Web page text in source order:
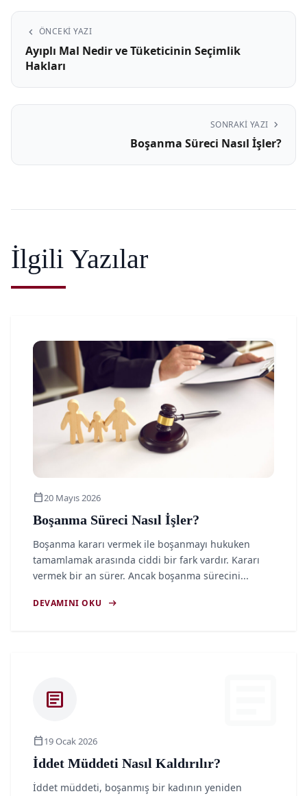
chevron_left ÖNCEKI YAZI
Ayıplı Mal Nedir ve Tüketicinin Seçimlik
Hakları
SONRAKI YAZI chevron_right
Boşanma Süreci Nasıl İşler?
İlgili Yazılar
article
calendar_today20 Mayıs 2026
Boşanma Süreci Nasıl İşler?
Boşanma kararı vermek ile boşanmayı hukuken
tamamlamak arasında ciddi bir fark vardır. Kararı
vermek bir an sürer. Ancak boşanma sürecini...
DEVAMINI OKU arrow_right_alt
article
calendar_today19 Ocak 2026
İddet Müddeti Nasıl Kaldırılır?
İddet müddeti, boşanmış bir kadının yeniden